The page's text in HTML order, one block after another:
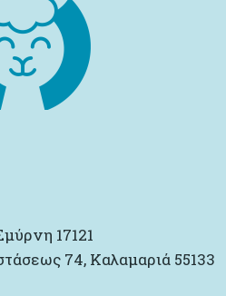
17121
74, Καλαμαριά 55133